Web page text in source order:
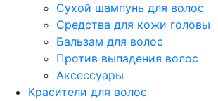
Сухой шампунь для волос
Средства для кожи головы
Бальзам для волос
Против выпадения волос
Аксессуары
Красители для волос